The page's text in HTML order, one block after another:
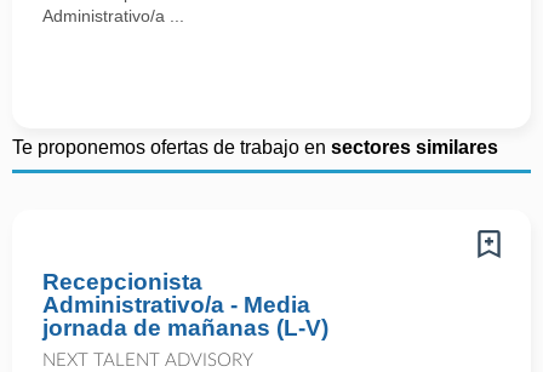
Administrativo/a ...
Te proponemos ofertas de trabajo en sectores similares
Recepcionista
Administrativo/a - Media
jornada de mañanas (L-V)
NEXT TALENT ADVISORY